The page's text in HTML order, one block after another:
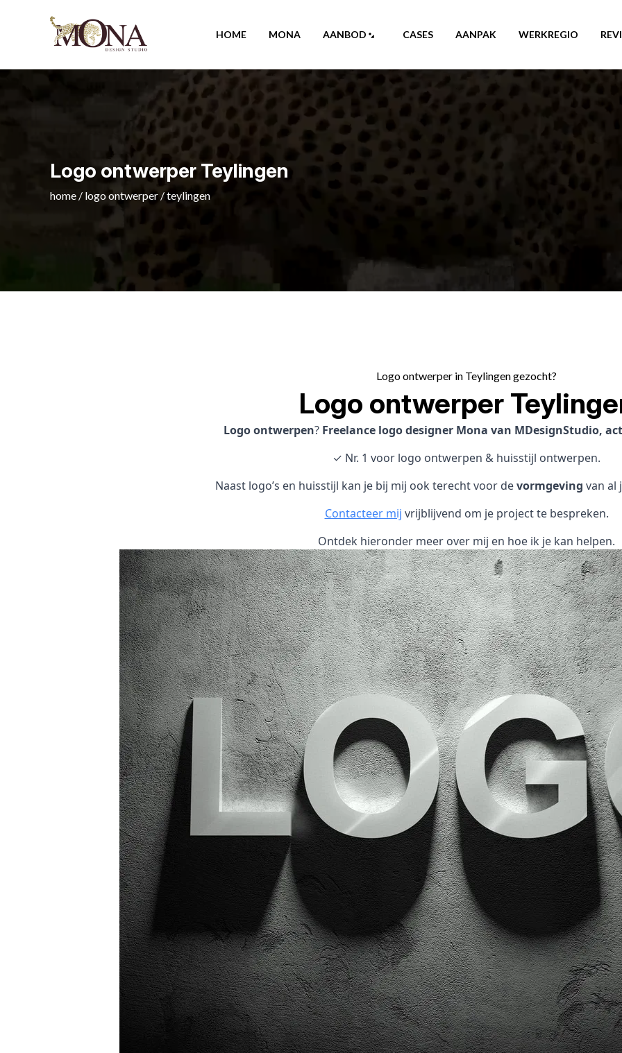
HOME MONA AANBOD CASES AANPAK WERKREGIO
Logo ontwerper Teylingen
home / logo ontwerper /teylingen
Logo ontwerper in Teylingen gezocht?
Logo ontwerper
Logo ontwerpen? Freelance logo designer Mona van MDesignStudio,
✓ Nr. 1 voor logo ontwerpen & huisstijl ontwerpen.
Naast logo’s en huisstijl kan je bij mij ook terecht voor devormgeving van al
Contacteer mij vrijblijvend om je project te bespreken.
Ontdek hieronder meer over mij en hoe ik je kan helpen.